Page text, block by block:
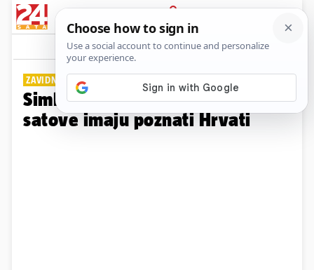
PRIJAVA
Galerija Komentari
ZAVIDNA KOLEKCIJA
Simbol statusa: Evo koje skupe
satove imaju poznati Hrvati